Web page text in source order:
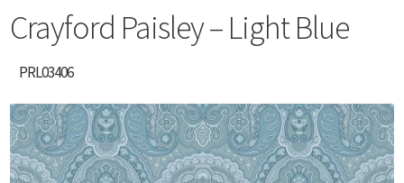
Crayford Paisley – Light Blue
PRL03406